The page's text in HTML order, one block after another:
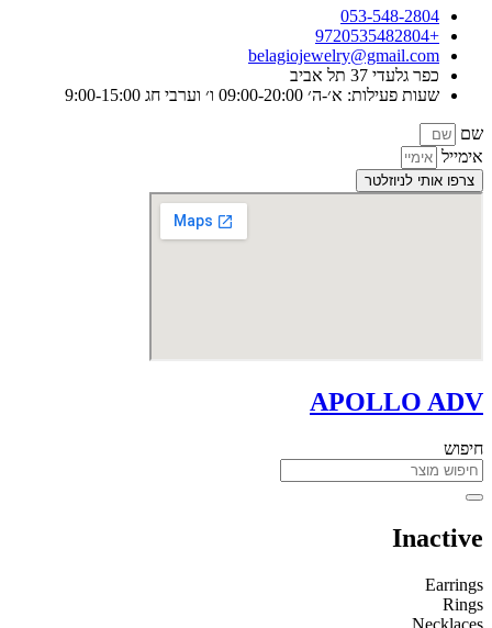
053-548-2804
+9720535482804
belagiojewelry@gmail.com
כפר גלעדי 37 תל אביב
שעות פעילות: א׳-ה׳ 09:00-20:00 ו׳ וערבי חג 9:00-15:00
שם
אימייל
צרפו אותי לניוזלטר
APOLLO ADV
חיפוש
Inactive
Earrings
Rings
Necklaces